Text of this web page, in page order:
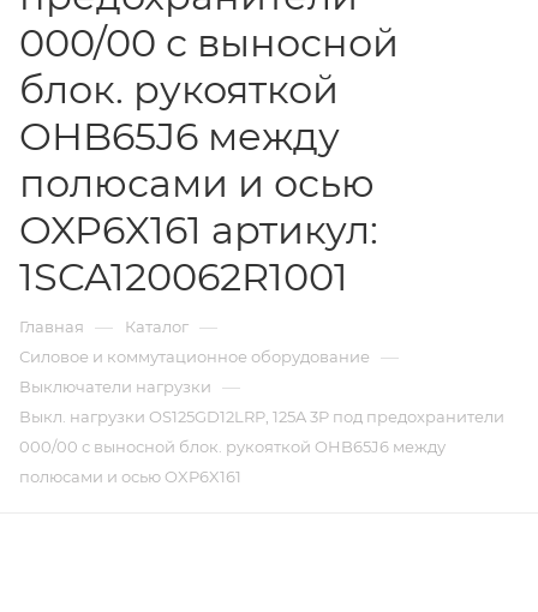
000/00 с выносной
блок. рукояткой
OHB65J6 между
полюсами и осью
OXP6X161 артикул:
1SCA120062R1001
Главная — Каталог —
Силовое и коммутационное оборудование —
Выключатели нагрузки —
Выкл. нагрузки OS125GD12LRP, 125A 3P под предохранители
000/00 с выносной блок. рукояткой OHB65J6 между
полюсами и осью OXP6X161